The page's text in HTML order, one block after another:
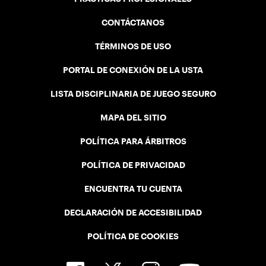
CONTÁCTANOS
TÉRMINOS DE USO
PORTAL DE CONEXIÓN DE LA USTA
LISTA DISCIPLINARIA DE JUEGO SEGURO
MAPA DEL SITIO
POLÍTICA PARA ÁRBITROS
POLÍTICA DE PRIVACIDAD
ENCUENTRA TU CUENTA
DECLARACIÓN DE ACCESIBILIDAD
POLÍTICA DE COOKIES